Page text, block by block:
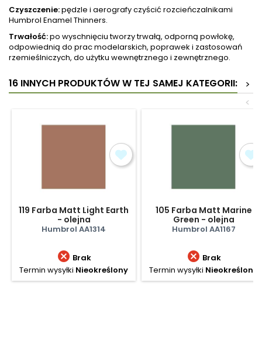
Czyszczenie:pędzle i aerografy czyścić rozcieńczalnikami
Humbrol Enamel Thinners.
Trwałość:po wyschnięciu tworzy trwałą, odporną powłokę,
odpowiednią do prac modelarskich, poprawek i zastosowań
rzemieślniczych, do użytku wewnętrznego i zewnętrznego.
16 INNYCH PRODUKTÓW W TEJ SAMEJ KATEGORII:
>
<
119 Farba Matt Light Earth
- olejna
Humbrol AA1314
 Brak
Termin wysyłki Nieokreślony
105 Farba Matt Marine
Green - olejna
Humbrol AA1167
 Brak
Termin wysyłki Nieokreślony